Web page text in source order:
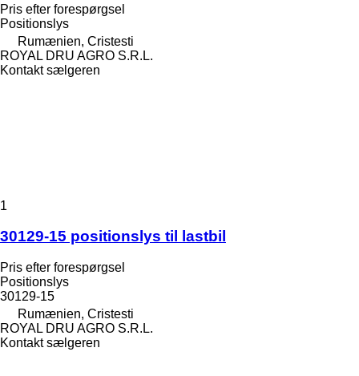
Pris efter forespørgsel
Positionslys
Rumænien, Cristesti
ROYAL DRU AGRO S.R.L.
Kontakt sælgeren
1
30129-15 positionslys til lastbil
Pris efter forespørgsel
Positionslys
30129-15
Rumænien, Cristesti
ROYAL DRU AGRO S.R.L.
Kontakt sælgeren